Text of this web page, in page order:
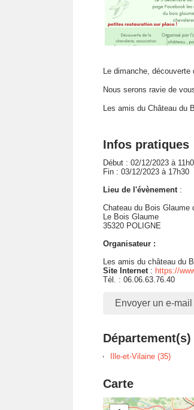
Le dimanche,
Nous serons ravie de
Les amis du Château du
Infos pratiques
Début : 02/12/2023 à
Fin : 03/12/2023 à 17h30
Lieu de l'évènement:
Chateau du Bois Glaume
Le Bois Glaume
35320 POLIGNE
Organisateur :
Les amis du château du
Site Internet: https://
Tél. : 06.06.63.76.40
Envoyer un e-mail
Ille-et-Vilaine (35)
Carte